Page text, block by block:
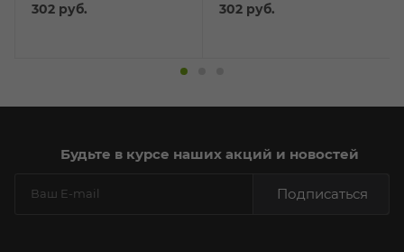
302 руб. 302 руб.
Будьте в курсе наших акций и новостей
Подписаться